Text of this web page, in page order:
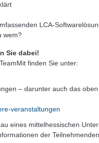
LCA-
wem?
Sie dabei!
finden Sie unter:
– darunter auch das
veranstaltungen
eines mittelhessischen
der